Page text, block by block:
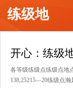
练级地
开心：练级
各等级练级点练级点地
138,25215—20练级点瀚